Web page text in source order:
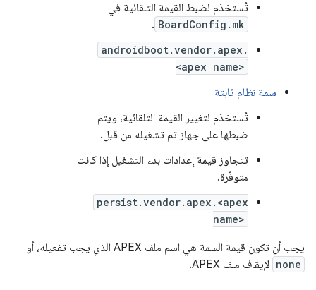
تُستخدَم لضبط القيمة التلقائية في
BoardConfig.mk
.
androidboot.vendor.apex.
<apex name>
سمة نظام ثابتة
تُستخدَم لتغيير القيمة التلقائية، ويتم
ضبطها على جهاز تم تشغيله من قبل.
تتجاوز قيمة إعدادات بدء التشغيل إذا كانت
متوفّرة.
persist.vendor.apex.<apex
name>
يجب أن تكون قيمة السمة هي اسم ملف APEX الذي يجب تفعيله، أو
none لإيقاف ملف APEX.